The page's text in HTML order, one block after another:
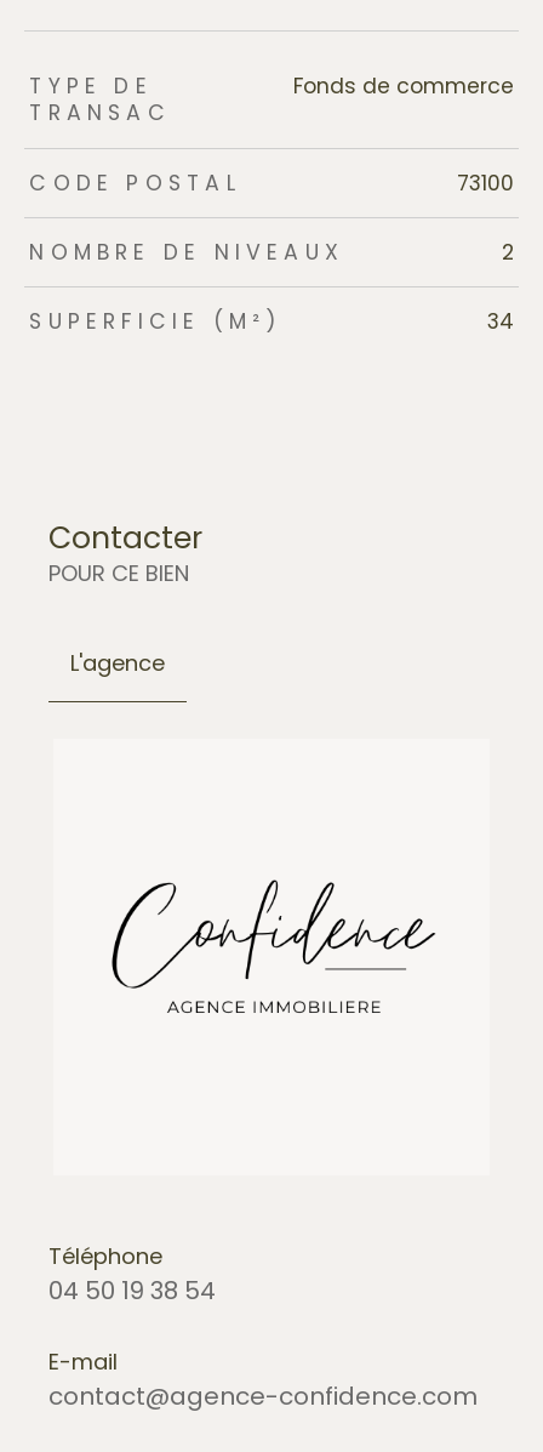
TRAD_ZEPHYR_Caracteristique TRAD_ZEPHYR_Valeurs
TYPE DE
TRANSAC
Fonds de commerce
CODE POSTAL 73100
NOMBRE DE NIVEAUX 2
SUPERFICIE (M²) 34
Contacter
POUR CE BIEN
L'agence
Téléphone
04 50 19 38 54
E-mail
contact@agence-confidence.com